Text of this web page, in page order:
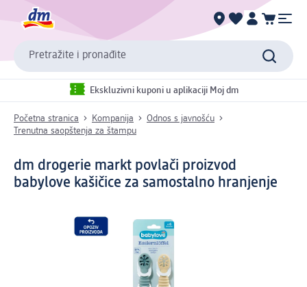
Pretražite i pronađite
Ekskluzivni kuponi u aplikaciji Moj dm
Početna stranica Kompanija
Odnos s javnošću
Trenutna saopštenja za štampu
dm drogerie markt povlači proizvod
babylove kašičice za samostalno hranjenje